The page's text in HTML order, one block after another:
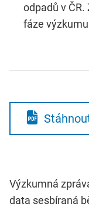
odpadů v
fáze
Výzkumná
data sesbíraná